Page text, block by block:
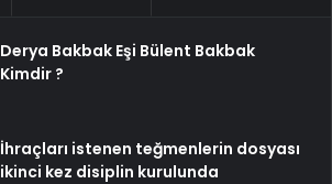
Derya Bakbak Eşi Bülent Bakbak
Kimdir ?
İhraçları istenen teğmenlerin dosyası
ikinci kez disiplin kurulunda